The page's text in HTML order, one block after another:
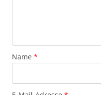
Name *